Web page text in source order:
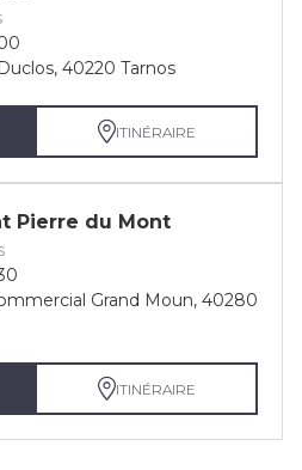
40220 Tarnos
ITINÉRAIRE
Pierre du Mont
Grand Moun, 40280
ITINÉRAIRE